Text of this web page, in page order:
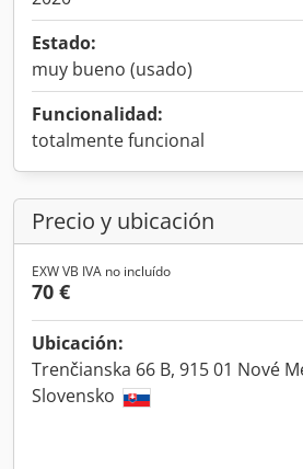
Estado:
muy bueno (usado)
Funcionalidad:
totalmente funcional
Precio y ubicación
EXW VB IVA no incluído
70 €
Ubicación:
Trenčianska 66 B, 915 01 Nové
Slovensko